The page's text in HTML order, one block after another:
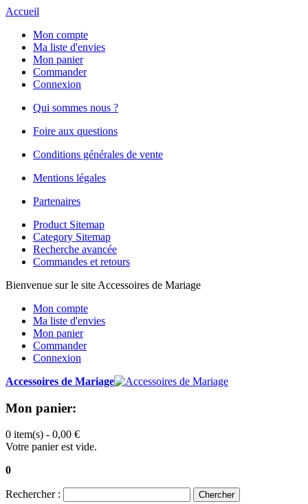
Accueil
Mon compte
Ma liste d'envies
Mon panier
Commander
Connexion
Qui sommes nous ?
Foire aux questions
Conditions générales de vente
Mentions légales
Partenaires
Product Sitemap
Category Sitemap
Recherche avancée
Commandes et retours
Bienvenue sur le site Accessoires de Mariage
Mon compte
Ma liste d'envies
Mon panier
Commander
Connexion
Accessoires de Mariage
Mon panier:
0 item(s) - 0,00 €
Votre panier est vide.
0
Rechercher : Chercher